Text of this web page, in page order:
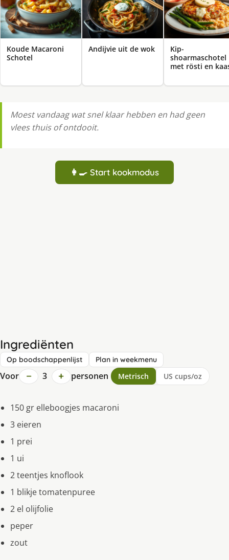
Koude Macaroni
Schotel
Andijvie uit de wok
Kip-
shoarmaschotel
met rösti en
Moest vandaag wat snel klaar hebben en had geen
vlees thuis of ontdooit.
👩‍🍳 Start kookmodus
Ingrediënten
Op boodschappenlijst Plan in weekmenu
Voor − 3 + personen Metrisch US cups/oz
150 gr elleboogjes macaroni
3 eieren
1 prei
1 ui
2 teentjes knoflook
1 blikje tomatenpuree
2 el olijfolie
peper
zout